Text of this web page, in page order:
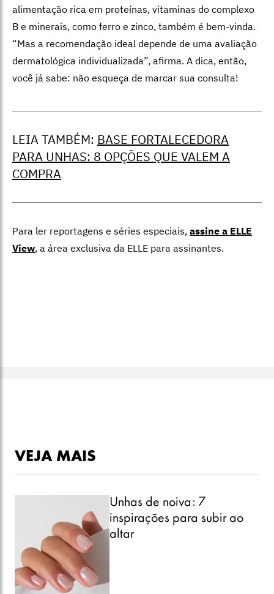
alimentação rica em proteínas, vitaminas do complexo
B e minerais, como ferro e zinco, também é bem-vinda.
“Mas a recomendação ideal depende de uma avaliação
dermatológica individualizada”, afirma. A dica, então,
você já sabe: não esqueça de marcar sua consulta!
LEIA TAMBÉM: BASE FORTALECEDORA
PARA UNHAS: 8 OPÇÕES QUE VALEM A
COMPRA
Para ler reportagens e séries especiais, assine a ELLE
View, a área exclusiva da ELLE para assinantes.
VEJA MAIS
Unhas de noiva: 7
inspirações para subir ao
altar